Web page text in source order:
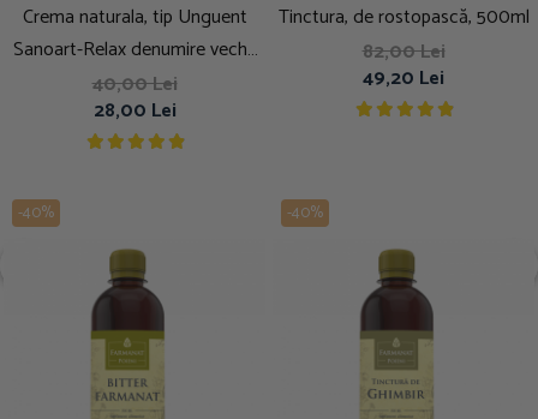
Crema naturala, tip Unguent
Sanoart-Relax denumire veche
Sanoarticular - oase si articulatii
40,00 Lei
28,00 Lei
Tinctura, de rostopască, 500ml
82,00 Lei
49,20 Lei
-40% -40%